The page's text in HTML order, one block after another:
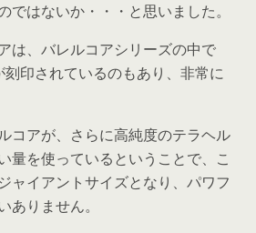
ではないか・・・と思いました。
は、バレルコアシリーズの中で
刻印されているのもあり、非常に
コアが、さらに高純度のテラヘル
量を使っているということで、こ
ャイアントサイズとなり、パワフ
ありません。